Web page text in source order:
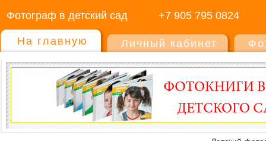
Фотограф в детский сад +7 905 795 0824
На главную Личный кабинет